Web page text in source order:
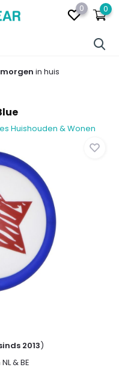
0 0
morgen in huis
Huishouden & Wonen
2013)
& BE